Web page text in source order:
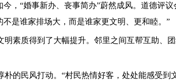
，“婚事新办、丧事简办”蔚然成风。道德评议
是谁家排场大，而是谁家更文明、更和睦。”
素质得到了大幅提升。邻里之间互帮互助、
的民风打动。“村民热情好客，处处能感受到